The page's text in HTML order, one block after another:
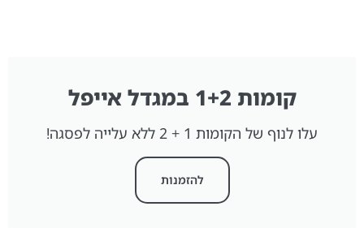
קומות 1+2 במגדל אייפל
עלו לנוף של הקומות 1 + 2 ללא עלייה לפסגה!
להזמנות